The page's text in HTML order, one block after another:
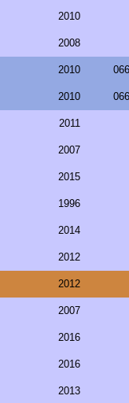
2010
2008
2010
2010
2011
2007
2015
1996
2014
2012
2012
2007
2016
2016
2013